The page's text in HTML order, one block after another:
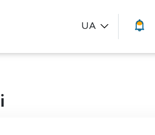
UA